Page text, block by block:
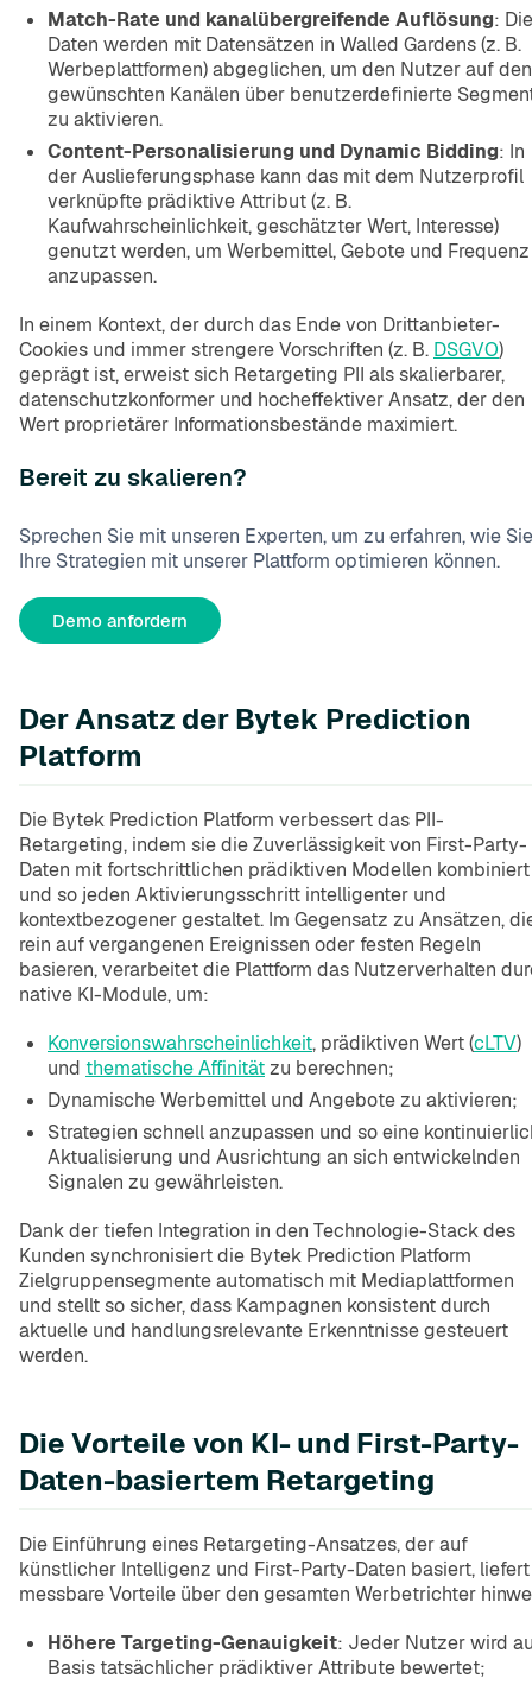
Match-Rate und kanalübergreifende Auflösung: Die
Daten werden mit Datensätzen in Walled Gardens (z. B.
Werbeplattformen) abgeglichen, um den Nutzer auf den
gewünschten Kanälen über benutzerdefinierte
zu aktivieren.
Content-Personalisierung und Dynamic Bidding: In
der Auslieferungsphase kann das mit dem Nutzerprofil
verknüpfte prädiktive Attribut (z. B.
Kaufwahrscheinlichkeit, geschätzter Wert, Interesse)
genutzt werden, um Werbemittel, Gebote und Frequenz
anzupassen.
In einem Kontext, der durch das Ende von Drittanbieter-
Cookies und immer strengere Vorschriften (z. B. DSGVO)
geprägt ist, erweist sich Retargeting PII als skalierbarer,
datenschutzkonformer und hocheffektiver Ansatz, der den
Wert proprietärer Informationsbestände maximiert.
Bereit zu skalieren?
Sprechen Sie mit unseren Experten, um zu erfahren, wie Sie
Ihre Strategien mit unserer Plattform optimieren können.
Demo anfordern
Der Ansatz der Bytek Prediction
Platform
Die Bytek Prediction Platform verbessert das PII-
Retargeting, indem sie die Zuverlässigkeit von First-Party-
Daten mit fortschrittlichen prädiktiven Modellen kombiniert
und so jeden Aktivierungsschritt intelligenter und
kontextbezogener gestaltet. Im Gegensatz zu Ansätzen,
rein auf vergangenen Ereignissen oder festen Regeln
basieren, verarbeitet die Plattform das Nutzerverhalten
native KI-Module, um:
Konversionswahrscheinlichkeit, prädiktiven Wert (cLTV)
und thematische Affinitätzu berechnen;
Dynamische Werbemittel und Angebote zu aktivieren;
Strategien schnell anzupassen und so eine
Aktualisierung und Ausrichtung an sich entwickelnden
Signalen zu gewährleisten.
Dank der tiefen Integration in den Technologie-Stack des
Kunden synchronisiert die Bytek Prediction Platform
Zielgruppensegmente automatisch mit Mediaplattformen
und stellt so sicher, dass Kampagnen konsistent durch
aktuelle und handlungsrelevante Erkenntnisse gesteuert
werden.
Die Vorteile von KI- und First-Party-
Daten-basiertem Retargeting
Die Einführung eines Retargeting-Ansatzes, der auf
künstlicher Intelligenz und First-Party-Daten basiert, liefert
messbare Vorteile über den gesamten Werbetrichter
Höhere Targeting-Genauigkeit: Jeder Nutzer wird
Basis tatsächlicher prädiktiver Attribute bewertet;